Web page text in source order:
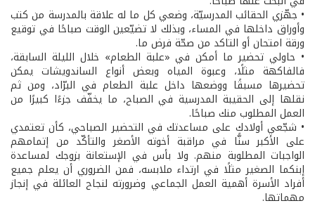
• جهّزي الحقائب المدرسيّة، وضعي كل ما له علاقة بالمدرسة من كتب
وأوراق داخلها في المساء، وبذلك لا تضيّعين الوقت صباحًا في توقيع
ورقة امتحان أو التاكد من صحّة فرض ما.
• حاولي تحضير ما أمكن في «علبة الطعام» خلال الليلة السابقة،
فالفاكهة مثلًا، وعبوة المياه وبعض أنواع الساندويشات يمكن
تحضيرها مسبقًا ووضعها داخل علبة الطعام في البرّاد، ومن ثم
نقلها إلى الحقيبة المدرسية في الصباح، ما يخفّف جزءًا كبيرًا من
العمل المطلوب منك صباحًا.
• شجّعي أولادك على مساعدتك في التحضير الصباحي، كأن تعتمدي
على الأكبر سنًّا في مراقبة أخوته الأصغر والتأكّد من إتمامهم
الواجبات المطلوبة منهم. ولا بأس في الإستعانة بزوجك لمساعدة
إبنكما الصغير مثلًا في ارتداء ملابسه، فمن الضروري أن يعلم جميع
أفراد الأسرة أهمية العمل الجماعي وضرورته لنجاح العائلة في إنجاز
مهماتها.